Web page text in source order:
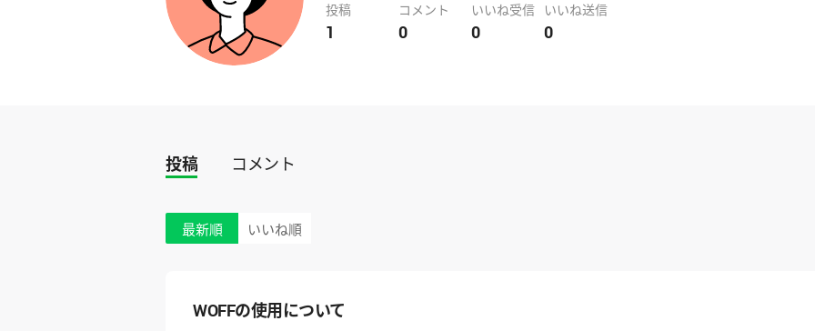
投稿
1
コメント
0
いいね受信
0
いいね送信
0
投稿 コメント
最新順 いいね順
WOFFの使用について